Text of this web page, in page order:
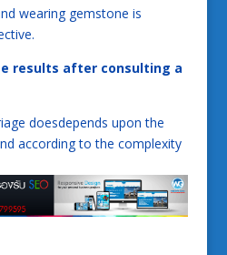
wearing gemstone is
results after consulting a
doesdepends upon the
according to the complexity